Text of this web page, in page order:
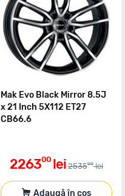
Mak Evo Black Mirror 8.5J
x 21 Inch 5X112 ET27
CB66.6
226300 lei 253500 lei
Adaugă în coș